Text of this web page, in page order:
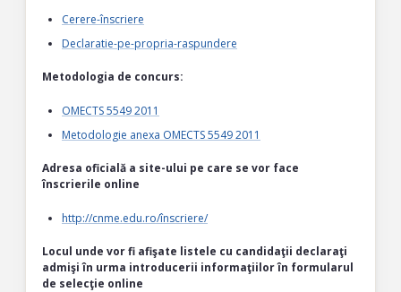
Cerere-înscriere
Declaratie-pe-propria-raspundere
Metodologia de concurs:
OMECTS 5549 2011
Metodologie anexa OMECTS 5549 2011
Adresa oficială a site-ului pe care se vor face
înscrierile online
http://cnme.edu.ro/înscriere/
Locul unde vor fi afişate listele cu candidaţii declaraţi
admişi în urma introducerii informaţiilor în formularul
de selecţie online